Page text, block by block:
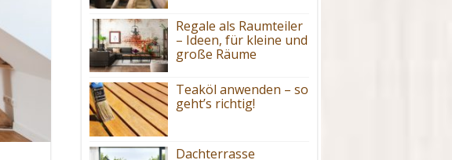
Regale als Raumteiler
– Ideen, für kleine und
große Räume
Teaköl anwenden – so
geht’s richtig!
Dachterrasse